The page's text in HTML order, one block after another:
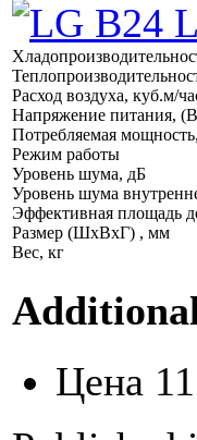
Расход воздуха, куб.м/
Напряжение питания,
Потребляемая
Режим работы
Уровень шума, дБ
Уровень шума
Эффективная площадь
Размер (ШхВхГ) , мм
Вес, кг
Цена